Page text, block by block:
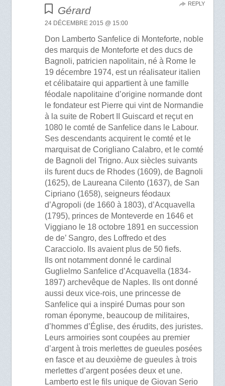
Gérard
24 DÉCEMBRE 2015 @ 15:00
Don Lamberto Sanfelice di Monteforte, noble
des marquis de Monteforte et des ducs de
Bagnoli, patricien napolitain, né à Rome le
19 décembre 1974, est un réalisateur italien
et célibataire qui appartient à une famille
féodale napolitaine d’origine normande dont
le fondateur est Pierre qui vint de Normandie
à la suite de Robert II Guiscard et reçut en
1080 le comté de Sanfelice dans le Labour.
Ses descendants acquirent le comté et le
marquisat de Corigliano Calabro, et le comté
de Bagnoli del Trigno. Aux siècles suivants
ils furent ducs de Rhodes (1609), de Bagnoli
(1625), de Laureana Cilento (1637), de San
Cipriano (1658), seigneurs féodaux
d’Agropoli (de 1660 à 1803), d’Acquavella
(1795), princes de Monteverde en 1646 et
Viggiano le 18 octobre 1891 en succession
de de’ Sangro, des Loffredo et des
Caracciolo. Ils avaient plus de 50 fiefs.
Ils ont notamment donné le cardinal
Guglielmo Sanfelice d’Acquavella (1834-
1897) archevêque de Naples. Ils ont donné
aussi deux vice-rois, une princesse de
Sanfelice qui a inspiré Dumas pour son
roman éponyme, beaucoup de militaires,
d’hommes d’Église, des érudits, des juristes.
Leurs armoiries sont coupées au premier
d’argent à trois merlettes de gueules posées
en fasce et au deuxième de gueules à trois
merlettes d’argent posées deux et une.
Lamberto est le fils unique de Giovan Serio
REPLY